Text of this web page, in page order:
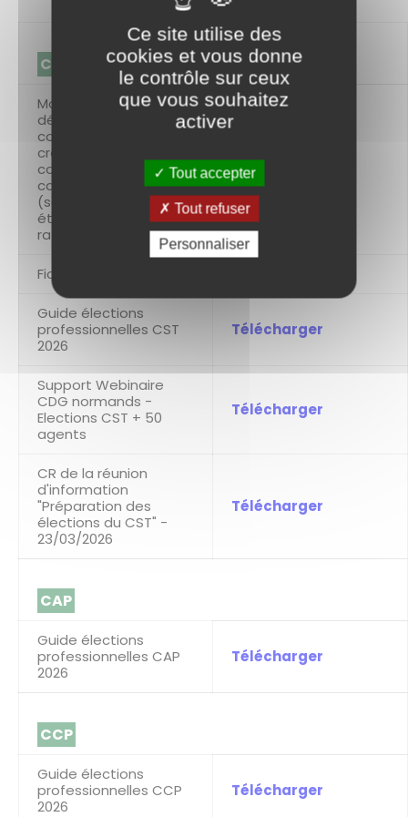
CST
Modèles de
délibérations
concordantes pour la
création d'un CST
commun entre une
collectivité et son
(ses)
établissement(s)
rattaché(s).
Télécharger
Fiche électeur CST
Guide élections
professionnelles CST
2026
Télécharger
Support Webinaire
CDG normands -
Elections CST + 50
agents
Télécharger
CR de la réunion
d'information
"Préparation des
élections du CST" -
23/03/2026
Télécharger
CAP
Guide élections
professionnelles CAP
2026
Télécharger
CCP
Guide élections
professionnelles CCP
2026
Télécharger
Ce site utilise des
cookies et vous donne
le contrôle sur ceux
que vous souhaitez
activer
Tout accepter
Tout refuser
Personnaliser